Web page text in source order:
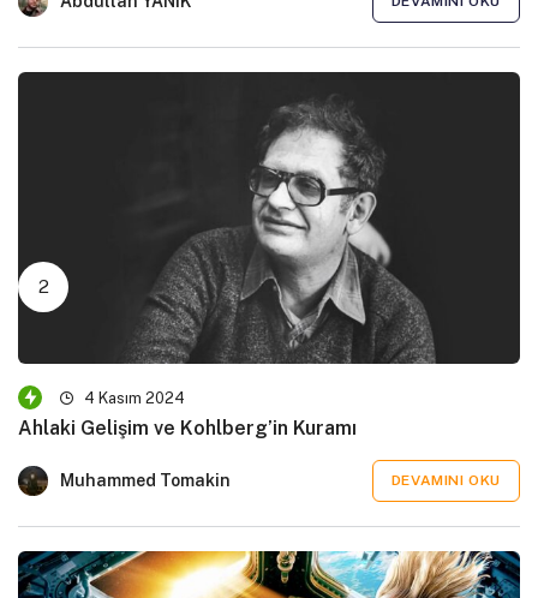
4 Kasım 2024
Ahlaki Gelişim ve Kohlberg’in Kuramı
Muhammed Tomakin DEVAMINI OKU